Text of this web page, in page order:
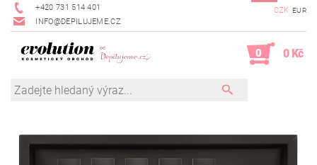
+420 731 514 401
INFO@DEPILUJEME.CZ
CZK EUR
0 0 Kč